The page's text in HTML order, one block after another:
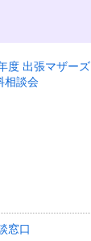
度 出張マザーズ
相談会
窓口